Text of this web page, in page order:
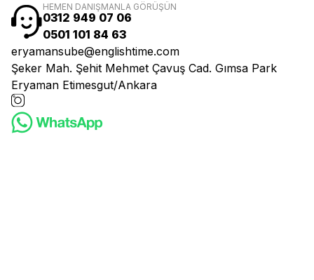
HEMEN DANIŞMANLA GÖRÜŞÜN
0312 949 07 06
0501 101 84 63
eryamansube@englishtime.com
Şeker Mah. Şehit Mehmet Çavuş Cad. Gımsa Park
Eryaman Etimesgut/Ankara